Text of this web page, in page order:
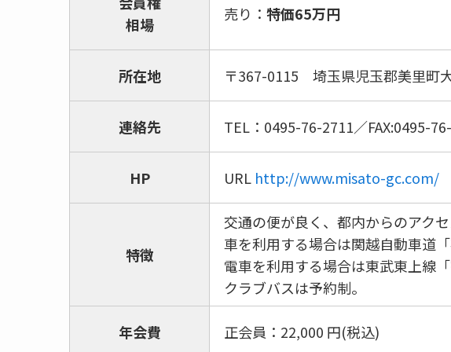
相場
売り： 特価65万円
所在地 〒367-0115 埼玉県児玉郡美里町
連絡先 TEL：0495-76-2711／FAX:0495-
HP URL http://www.misato-gc.com/
特徴
交通の便が良く、都内からのアクセ
車を利用する場合は関越自動車道「
電車を利用する場合は東武東上線「
クラブバスは予約制。
年会費 正会員：22,000 円(税込)